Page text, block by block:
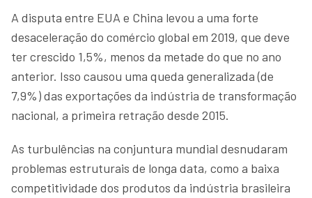
A disputa entre EUA e China levou a uma forte
desaceleração do comércio global em 2019, que deve
ter crescido 1,5%, menos da metade do que no ano
anterior. Isso causou uma queda generalizada (de
7,9%) das exportações da indústria de transformação
nacional, a primeira retração desde 2015.
As turbulências na conjuntura mundial desnudaram
problemas estruturais de longa data, como a baixa
competitividade dos produtos da indústria brasileira